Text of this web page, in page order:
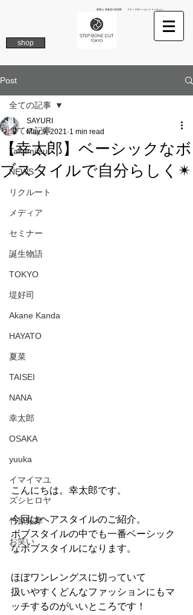
南青山 表参道の美容院 ステップボーンカットトーキョー
shop
Post
全ての記事
Takamitsu
NEWS
リクルート
メディア
セミナー
誕生物語
TOKYO
堤好司
Akane Kanda
HAYATO
夏菜
TAISEI
NANA
幸太郎
OSAKA
yuuka
イマイマユ
ズシヒロヤ
竹原拓摩
お笑い
全ての記事
【幸太郎】ベーシックなボ
ブスタイルで自分らしく✴︎
SAYURI
May 9, 2021 1 min read
こんにちは。幸太郎です。
今回はヘアスタイルのご紹介。
ボブスタイルの中でも一番ベーシック
なボブスタイルになります。
ほぼワンレングスに切っていて
扱いやすくどんなファッションにもマ
ッチするのがいいところです！